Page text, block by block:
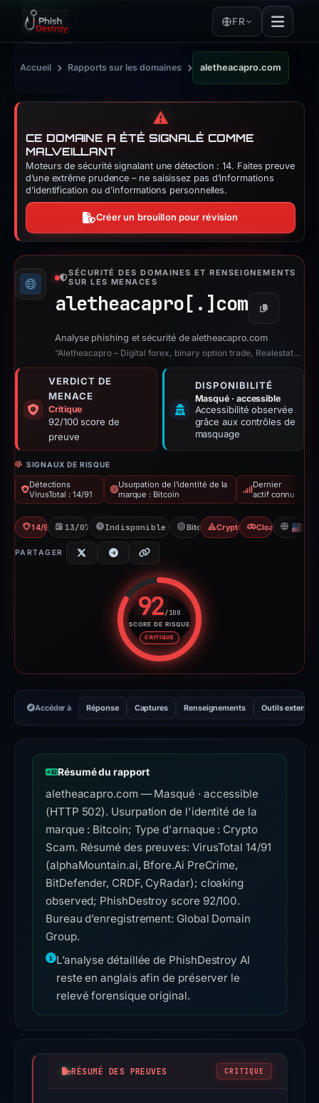
FR
Accueil › Rapports sur les domaines › aletheacapro.com
⚠️
CE DOMAINE A ÉTÉ SIGNALÉ COMME
MALVEILLANT
Moteurs de sécurité signalant une détection : 14. Faites preuve
d’une extrême prudence – ne saisissez pas d’informations
d’identification ou d’informations personnelles.
Créer un brouillon pour révision
SÉCURITÉ DES DOMAINES ET RENSEIGNEMENTS
SUR LES MENACES
aletheacapro[.] com Copier
Analyse phishing et sécurité de aletheacapro.com
“Aletheacapro – Digital forex, binary option trade, Realestate, cryptomining a...”
VERDICT DE
MENACE
Critique
92/100 score de
preuve
DISPONIBILITÉ
Masqué · accessible
Accessibilité observée
grâce aux contrôles de
masquage
SIGNAUX DE RISQUE
Détections
VirusTotal : 14/91
Usurpation de l'identité de la
marque : Bitcoin
Dernier
actif connu
14/91 VT 13/07/2025Indisponible depuis 06/08/2026
Bitcoin Crypto ScamCloaking
PARTAGER
92/100
SCORE DE RISQUE
CRITIQUE
Score de risque : 92 sur
Accéder à Réponse Captures Renseignements Outils externes
Résumé du rapport
aletheacapro.com — Masqué · accessible
(HTTP 502). Usurpation de l'identité de la
marque : Bitcoin; Type d'arnaque : Crypto
Scam. Résumé des preuves: VirusTotal 14/91
(alphaMountain.ai, Bfore.Ai PreCrime,
BitDefender, CRDF, CyRadar); cloaking
observed; PhishDestroy score 92/100.
Bureau d’enregistrement: Global Domain
Group.
L’analyse détaillée de PhishDestroy AI
reste en anglais afin de préserver le
relevé forensique original.
RÉSUMÉ DES PREUVES CRITIQUE